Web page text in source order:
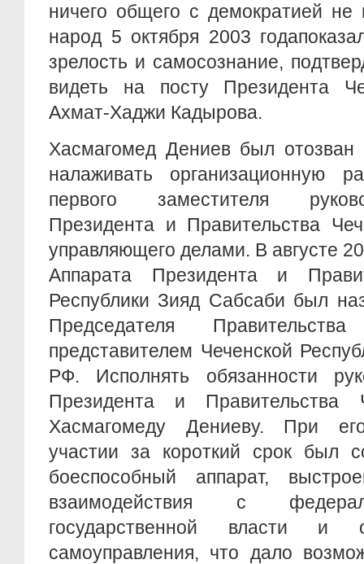
ничего общего с демократией
народ 5 октября 2003
зрелость и самосознание,
видеть на посту Президента
Ахмат-Хаджи Кадырова.
Хасмагомед Дениев был
налаживать организационную
первого заместителя
Президента и Правительства
управляющего делами. В августе
Аппарата Президента и
Республики Зияд Сабсаби был
Председателя
представителем Чеченской
РФ. Исполнять обязанности
Президента и
Хасмагомеду Дениеву. При
участии за короткий срок был
боеспособный аппарат,
взаимодействия с
государственной власти и
самоуправления, что дало